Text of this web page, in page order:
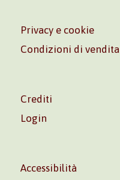
Privacy e cookie
Condizioni di vendita
Crediti
Login
Accessibilità